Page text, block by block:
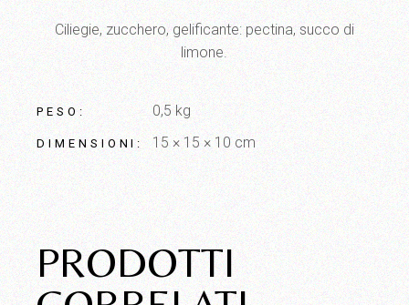
Ciliegie, zucchero, gelificante: pectina, succo di
limone.
PESO 0,5 kg
DIMENSIONI 15 × 15 × 10 cm
PRODOTTI